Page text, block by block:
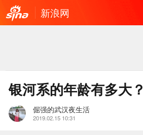
新浪网
银河系的年龄有多大？
倔强的武汉夜生活
2019.02.15 10:31